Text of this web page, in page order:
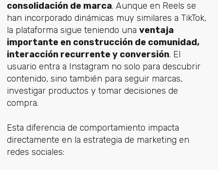
consolidación de marca. Aunque en Reels se
han incorporado dinámicas muy similares a TikTok,
la plataforma sigue teniendo una ventaja
importante en construcción de comunidad,
interacción recurrente y conversión. El
usuario entra a Instagram no solo para descubrir
contenido, sino también para seguir marcas,
investigar productos y tomar decisiones de
compra.
Esta diferencia de comportamiento impacta
directamente en la estrategia de marketing en
redes sociales: